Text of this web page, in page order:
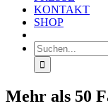
KONTAKT
SHOP
Suche
nach:
Mehr als 50